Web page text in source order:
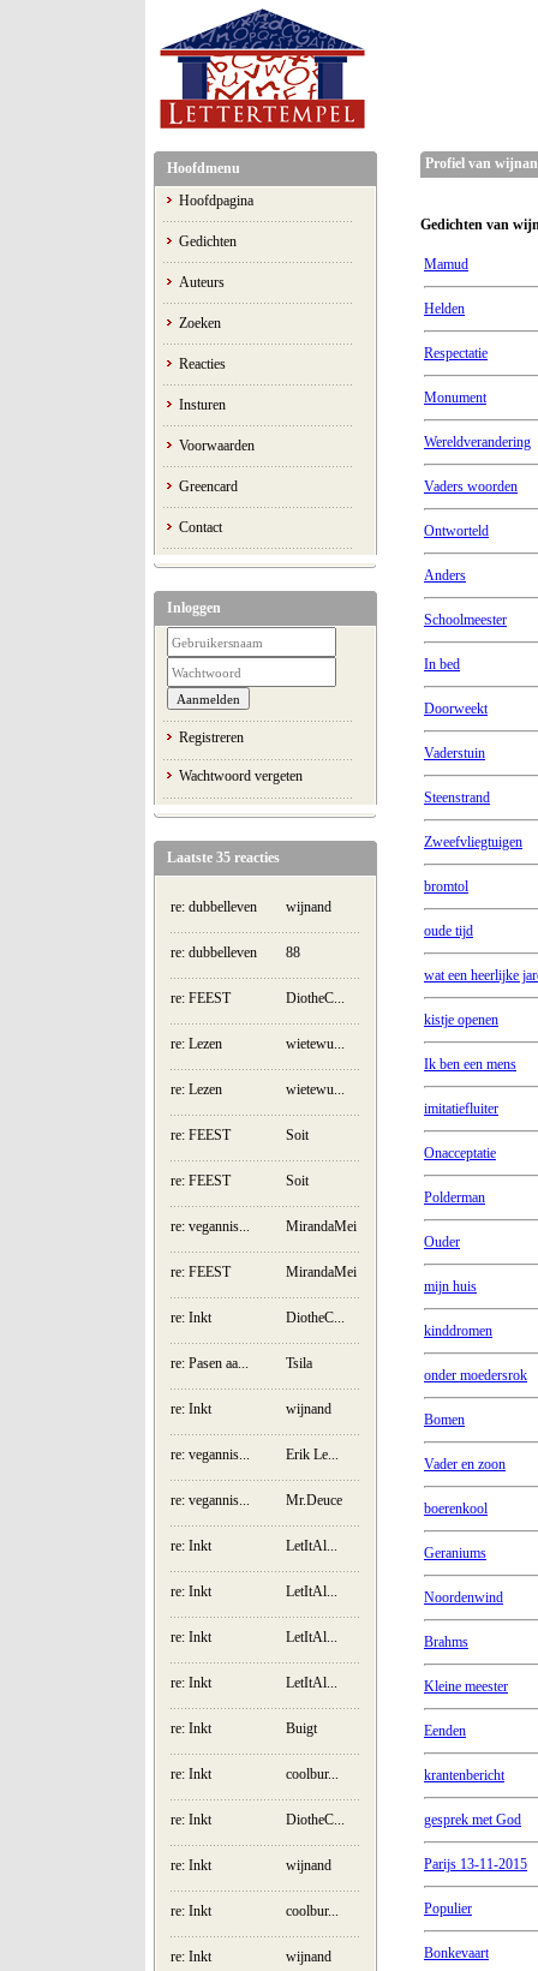
Hoofdmenu
Hoofdpagina
Gedichten
Auteurs
Zoeken
Reacties
Insturen
Voorwaarden
Greencard
Contact
Inloggen
Registreren
Wachtwoord vergeten
Laatste 35 reacties
re: dubbelleven wijnand
re: dubbelleven 88
re: FEEST DiotheC...
re: Lezen wietewu...
re: Lezen wietewu...
re: FEEST Soit
re: FEEST Soit
re: vegannis... MirandaMei
re: FEEST MirandaMei
re: Inkt DiotheC...
re: Pasen aa... Tsila
re: Inkt wijnand
re: vegannis... Erik Le...
re: vegannis... Mr.Deuce
re: Inkt LetItAl...
re: Inkt LetItAl...
re: Inkt LetItAl...
re: Inkt LetItAl...
re: Inkt Buigt
re: Inkt coolbur...
re: Inkt DiotheC...
re: Inkt wijnand
re: Inkt coolbur...
re: Inkt wijnand
Profiel van
Gedichten van
Mamud
Helden
Respectatie
Monument
Wereldverandering
Vaders woorden
Ontworteld
Anders
Schoolmeester
In bed
Doorweekt
Vaderstuin
Steenstrand
Zweefvliegtuigen
bromtol
oude tijd
wat een heerlijke
kistje openen
Ik ben een mens
imitatiefluiter
Onacceptatie
Polderman
Ouder
mijn huis
kinddromen
onder moedersrok
Bomen
Vader en zoon
boerenkool
Geraniums
Noordenwind
Brahms
Kleine meester
Eenden
krantenbericht
gesprek met God
Parijs 13-11-2015
Populier
Bonkevaart